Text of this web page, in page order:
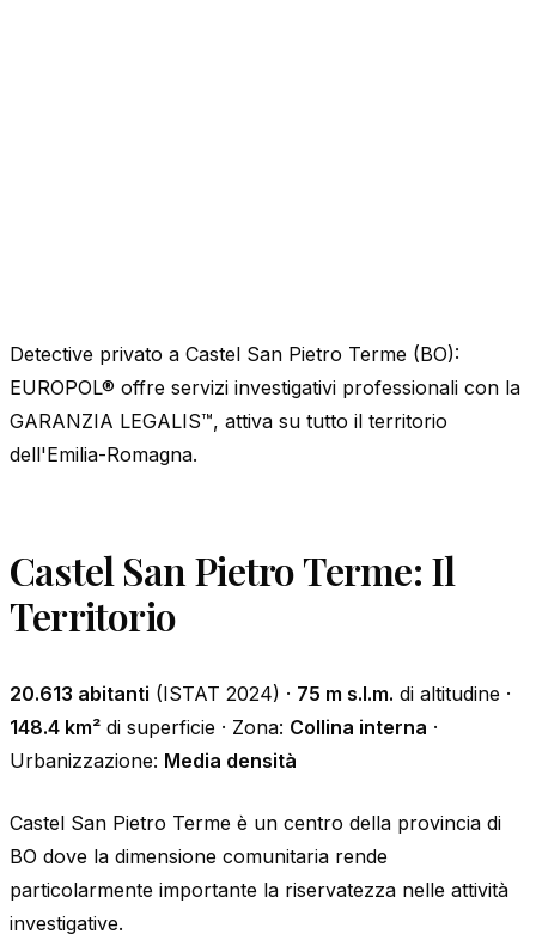
Detective privato a Castel San Pietro Terme (BO):
EUROPOL® offre servizi investigativi professionali con la
GARANZIA LEGALIS™, attiva su tutto il territorio
dell'Emilia-Romagna.
Castel San Pietro Terme: Il
Territorio
20.613 abitanti (ISTAT 2024) · 75 m s.l.m. di altitudine ·
148.4 km² di superficie · Zona: Collina interna ·
Urbanizzazione: Media densità
Castel San Pietro Terme è un centro della provincia di
BO dove la dimensione comunitaria rende
particolarmente importante la riservatezza nelle attività
investigative.